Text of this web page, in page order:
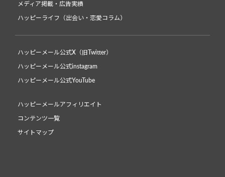
メディア掲載・広告実績
ハッピーライフ（出会い・恋愛コラム）
ハッピーメール公式X（旧Twitter）
ハッピーメール公式instagram
ハッピーメール公式YouTube
ハッピーメールアフィリエイト
コンテンツ一覧
サイトマップ